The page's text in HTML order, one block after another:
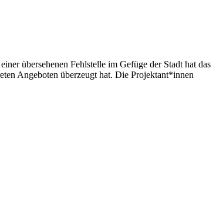
übersehenen Fehlstelle im Gefüge der Stadt hat das
Angeboten überzeugt hat. Die Projektant*innen